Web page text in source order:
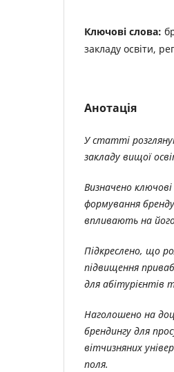
Ключові слова:
закладу освіти,
Анотація
У статті
закладу вищої
Визначено
формування
впливають на
Підкреслено, що
підвищення
для абітурієнтів
Наголошено на
брендингу для
вітчизняних
поля.